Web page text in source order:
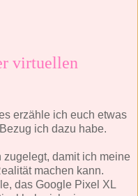
virtuellen
erzähle ich euch etwas
ich dazu habe.
zugelegt, damit ich meine
machen kann.
das Google Pixel XL